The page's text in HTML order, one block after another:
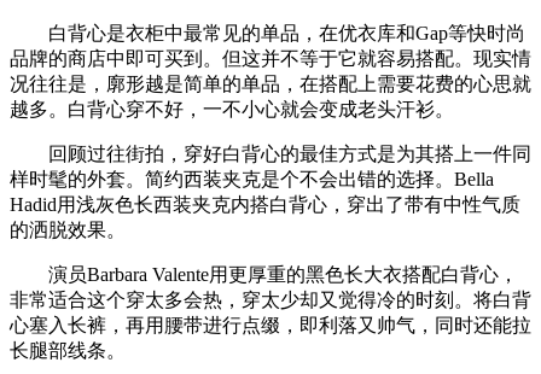
白背心是衣柜中最常见的单品，在优衣库和Gap等快时尚
品牌的商店中即可买到。但这并不等于它就容易搭配。现实情
况往往是，廓形越是简单的单品，在搭配上需要花费的心思就
越多。白背心穿不好，一不小心就会变成老头汗衫。
回顾过往街拍，穿好白背心的最佳方式是为其搭上一件同
样时髦的外套。简约西装夹克是个不会出错的选择。Bella
Hadid用浅灰色长西装夹克内搭白背心，穿出了带有中性气质
的洒脱效果。
演员Barbara Valente用更厚重的黑色长大衣搭配白背心，
非常适合这个穿太多会热，穿太少却又觉得冷的时刻。将白背
心塞入长裤，再用腰带进行点缀，即利落又帅气，同时还能拉
长腿部线条。